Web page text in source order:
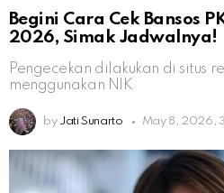
Begini Cara Cek Bansos
2026, Simak Jadwalnya!
Pengecekan dilakukan di situs
menggunakan NIK
by Jati Sunarto May 8, 2026,